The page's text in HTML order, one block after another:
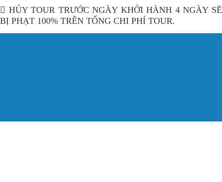
 HỦY TOUR TRƯỚC NGÀY KHỞI HÀNH 4 NGÀY SẼ
BỊ PHẠT 100% TRÊN TỔNG CHI PHÍ TOUR.